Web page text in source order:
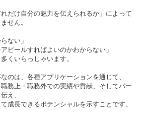
だけ自分の魅力を伝えられるか」によって
せん。
ない」
ピールすればよいのかわからない」
くいらっしゃいます。
のは、各種アプリケーションを通じて、
務上・職務外での実績や貢献、そしてパー
え、
成長できるポテンシャルを示すことです。